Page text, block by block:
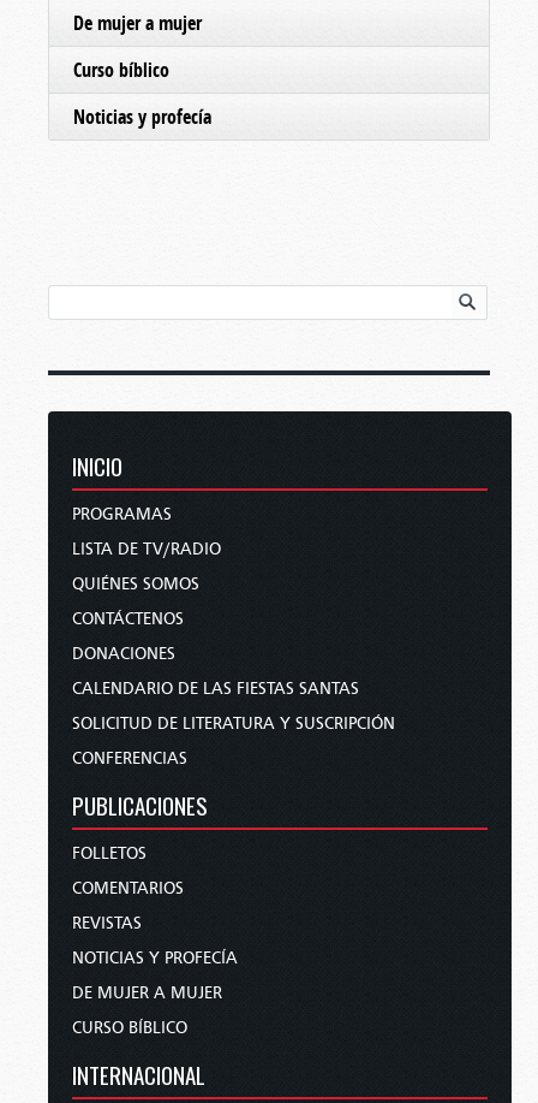
De mujer a mujer
Curso bíblico
Noticias y profecía
INICIO
PROGRAMAS
LISTA DE TV/RADIO
QUIÉNES SOMOS
CONTÁCTENOS
DONACIONES
CALENDARIO DE LAS FIESTAS SANTAS
SOLICITUD DE LITERATURA Y SUSCRIPCIÓN
CONFERENCIAS
PUBLICACIONES
FOLLETOS
COMENTARIOS
REVISTAS
NOTICIAS Y PROFECÍA
DE MUJER A MUJER
CURSO BÍBLICO
INTERNACIONAL